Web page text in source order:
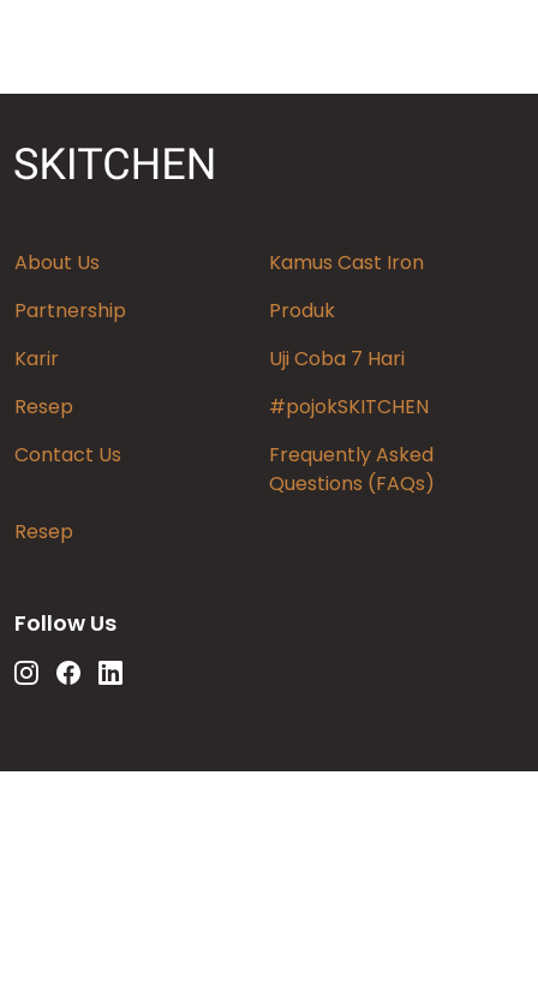
About Us
Kamus Cast Iron
Partnership
Produk
Karir
Uji Coba 7 Hari
Resep
#pojokSKITCHEN
Contact Us
Frequently Asked
Questions (FAQs)
Resep
Follow Us